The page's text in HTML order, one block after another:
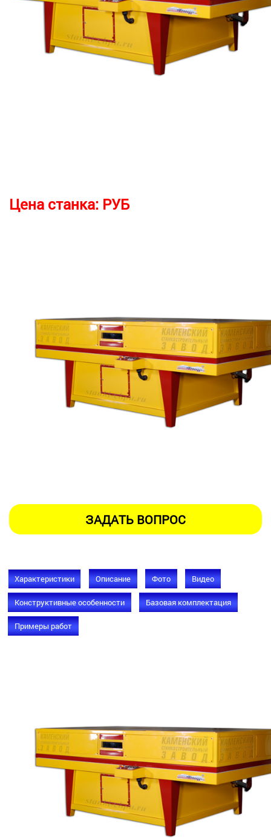
Цена станка: РУБ
Характеристики Описание Фото Видео
Конструктивные особенности Базовая комплектация
Примеры работ